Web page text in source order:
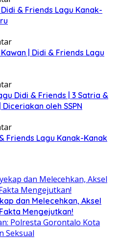
& Friends Lagu Kanak-
| Didi & Friends Lagu
Didi & Friends | 3 Satria &
oleh SSPN
Friends Lagu Kanak-Kanak
dan Melecehkan, Aksel
Mengejutkan!